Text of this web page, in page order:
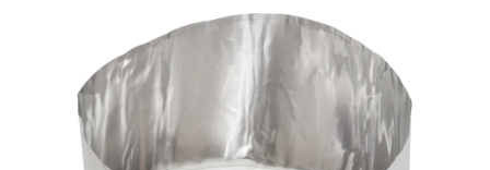
produktu
0,0
5
hvězdiček.